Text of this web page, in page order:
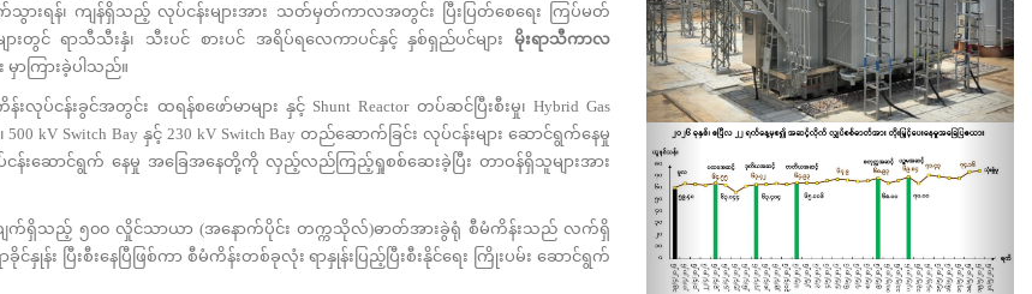
က်သွားရန်၊ ကျန်ရှိသည့် လုပ်ငန်းများအား သတ်မှတ်ကာလအတွင်း ပြီးပြတ်စေရေး ကြပ်မတ်
းတွင် ရာသီသီးနှံ၊ သီးပင် စားပင် အရိပ်ရလေကာပင်နှင့် နှစ်ရှည်ပင်များ မိုးရာသီကာလ
ာကြားခဲ့ပါသည်။
န်းခွင်အတွင်း ထရန်စဖော်မာများ နှင့် Shunt Reactor တပ်ဆင်ပြီးစီးမှု၊ Hybrid Gas
၊ 500 kV Switch Bay နှင့် 230 kV Switch Bay တည်ဆောက်ခြင်း လုပ်ငန်းများ ဆောင်ရွက်နေမှု
ငန်းဆောင်ရွက် နေမှု အခြေအနေတို့ကို လှည့်လည်ကြည့်ရှုစစ်ဆေးခဲ့ပြီး တာဝန်ရှိသူများအား
သည့် ၅၀၀ လှိုင်သာယာ (အနောက်ပိုင်း တက္ကသိုလ်)ဓာတ်အားခွဲရုံ စီမံကိန်းသည် လက်ရှိ
န်း ပြီးစီးနေပြီဖြစ်ကာ စီမံကိန်းတစ်ခုလုံး ရာနှုန်းပြည့်ပြီးစီးနိုင်ရေး ကြိုးပမ်း ဆောင်ရွက်